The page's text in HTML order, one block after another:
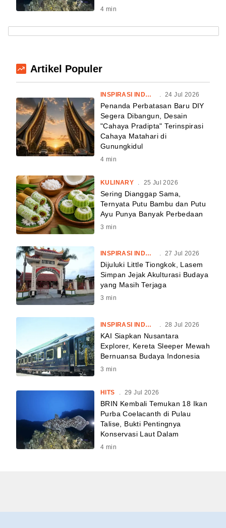
4 min
Artikel Populer
INSPIRASI INDONESIA . 24 Jul 2026
Penanda Perbatasan Baru DIY
Segera Dibangun, Desain
"Cahaya Pradipta" Terinspirasi
Cahaya Matahari di
Gunungkidul
4 min
KULINARY . 25 Jul 2026
Sering Dianggap Sama,
Ternyata Putu Bambu dan Putu
Ayu Punya Banyak Perbedaan
3 min
INSPIRASI INDONESIA . 27 Jul 2026
Dijuluki Little Tiongkok, Lasem
Simpan Jejak Akulturasi Budaya
yang Masih Terjaga
3 min
INSPIRASI INDONESIA 28 Jul 2026
KAI Siapkan Nusantara
Explorer, Kereta Sleeper Mewah
Bernuansa Budaya Indonesia
3 min
HITS 29 Jul 2026
BRIN Kembali Temukan 18 Ikan
Purba Coelacanth di Pulau
Talise, Bukti Pentingnya
Konservasi Laut Dalam
4 min